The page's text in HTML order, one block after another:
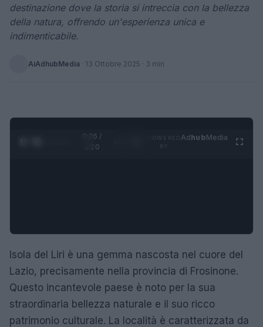
destinazione dove la storia si intreccia con la bellezza
della natura, offrendo un'esperienza unica e
indimenticabile.
AiAdhubMedia · 13 Ottobre 2025 · 3 min
0:27 /
1:20
AdhubMedia
Isola del Liri è una gemma nascosta nel cuore del
Lazio, precisamente nella provincia di Frosinone.
Questo incantevole paese è noto per la sua
straordinaria bellezza naturale e il suo ricco
patrimonio culturale. La località è caratterizzata da